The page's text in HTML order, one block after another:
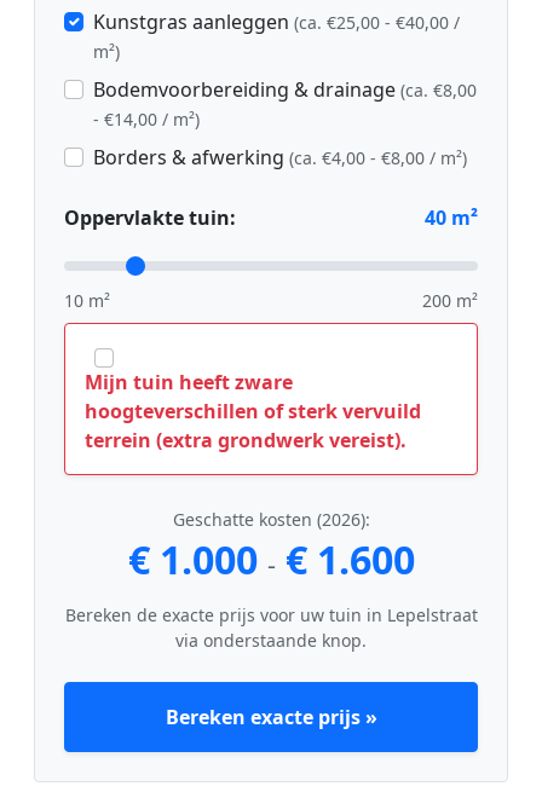
Kunstgras aanleggen (ca. €25,00 - €40,00 /
m²)
Bodemvoorbereiding & drainage (ca. €8,00
- €14,00 / m²)
Borders & afwerking (ca. €4,00 - €8,00 / m²)
Oppervlakte tuin: 40 m²
10 m² 200 m²
Mijn tuin heeft zware
hoogteverschillen of sterk vervuild
terrein (extra grondwerk vereist).
Geschatte kosten (2026):
€ 1.000 - € 1.600
Bereken de exacte prijs voor uw tuin in Lepelstraat
via onderstaande knop.
Bereken exacte prijs »